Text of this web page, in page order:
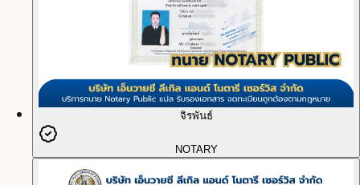
จิรพันธ์
NOTARY